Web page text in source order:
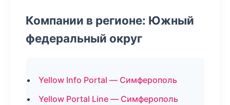
Компании в регионе: Южный
федеральный округ
Yellow Info Portal — Симферополь
Yellow Portal Line — Симферополь